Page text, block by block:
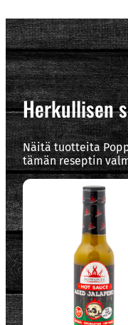
Herkullisen
Näitä tuotteita
tämän reseptin